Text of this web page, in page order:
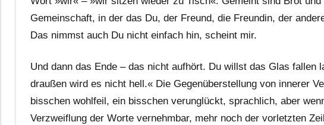
Gemeinschaft, in der das Du, der Freund, die Freundin, der
Das nimmst auch Du nicht einfach hin, scheint mir.
Und dann das Ende – das nicht aufhört. Du willst das Glas fallen
draußen wird es nicht hell.« Die Gegenüberstellung von innerer
bisschen wohlfeil, ein bisschen verunglückt, sprachlich, aber
Verzweiflung der Worte vernehmbar, mehr noch der vorletzten